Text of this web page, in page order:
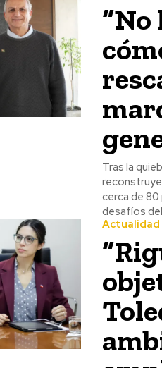
“No
Tras la
cerca de
desafíos
Actualidad